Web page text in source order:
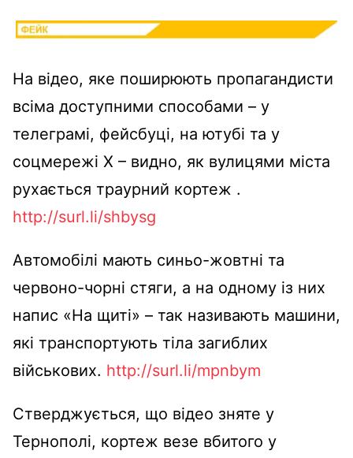
На відео, яке поширюють пропагандисти
всіма доступними способами – у
телеграмі, фейсбуці, на ютубі та у
соцмережі X – видно, як вулицями міста
рухається траурний кортеж .
http://surl.li/shbysg
Автомобілі мають синьо-жовтні та
червоно-чорні стяги, а на одному із них
напис «На щиті» – так називають машини,
які транспортують тіла загиблих
військових. http://surl.li/mpnbym
Стверджується, що відео зняте у
Тернополі, кортеж везе вбитого у